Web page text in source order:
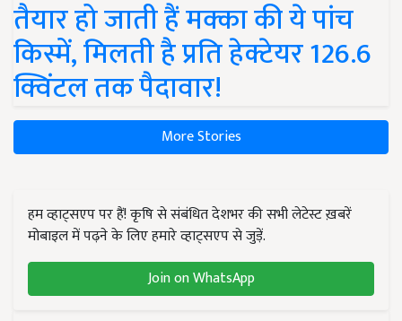
तैयार हो जाती हैं मक्का की ये पांच
किस्में, मिलती है प्रति हेक्टेयर 126.6
क्विंटल तक पैदावार!
More Stories
हम व्हाट्सएप पर हैं! कृषि से संबंधित देशभर की सभी लेटेस्ट ख़बरें
मोबाइल में पढ़ने के लिए हमारे व्हाट्सएप से जुड़ें.
Join on WhatsApp